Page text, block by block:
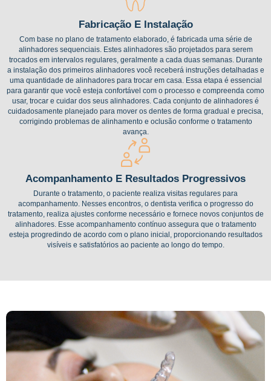
Fabricação E Instalação
Com base no plano de tratamento elaborado, é fabricada uma série de
alinhadores sequenciais. Estes alinhadores são projetados para serem
trocados em intervalos regulares, geralmente a cada duas semanas. Durante
a instalação dos primeiros alinhadores você receberá instruções detalhadas e
uma quantidade de alinhadores para trocar em casa. Essa etapa é essencial
para garantir que você esteja confortável com o processo e compreenda como
usar, trocar e cuidar dos seus alinhadores. Cada conjunto de alinhadores é
cuidadosamente planejado para mover os dentes de forma gradual e precisa,
corrigindo problemas de alinhamento e oclusão conforme o tratamento
avança.
Acompanhamento E Resultados Progressivos
Durante o tratamento, o paciente realiza visitas regulares para
acompanhamento. Nesses encontros, o dentista verifica o progresso do
tratamento, realiza ajustes conforme necessário e fornece novos conjuntos de
alinhadores. Esse acompanhamento contínuo assegura que o tratamento
esteja progredindo de acordo com o plano inicial, proporcionando resultados
visíveis e satisfatórios ao paciente ao longo do tempo.